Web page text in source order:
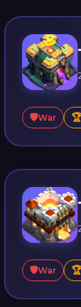
🛡️War 🏆
🛡️War 🏆